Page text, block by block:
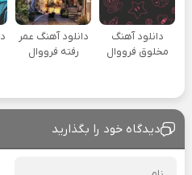
دانلود آهنگ
مخلوق فرووال
دانلود آهنگ عمر
رفته فرووال
دیدگاه خود را بگذارید